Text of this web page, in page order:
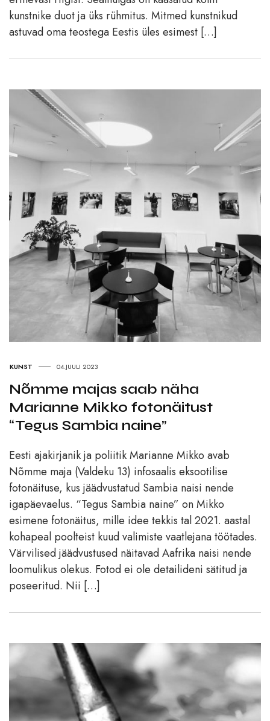
kunstnike duot ja üks rühmitus. Mitmed kunstnikud
astuvad oma teostega Eestis üles esimest […]
KUNST 04.JUULI 2023
Nõmme majas saab näha
Marianne Mikko fotonäitust
“Tegus Sambia naine”
Eesti ajakirjanik ja poliitik Marianne Mikko avab
Nõmme maja (Valdeku 13) infosaalis eksootilise
fotonäituse, kus jäädvustatud Sambia naisi nende
igapäevaelus. “Tegus Sambia naine” on Mikko
esimene fotonäitus, mille idee tekkis tal 2021. aastal
kohapeal poolteist kuud valimiste vaatlejana töötades.
Värvilised jäädvustused näitavad Aafrika naisi nende
loomulikus olekus. Fotod ei ole detailideni sätitud ja
poseeritud. Nii […]